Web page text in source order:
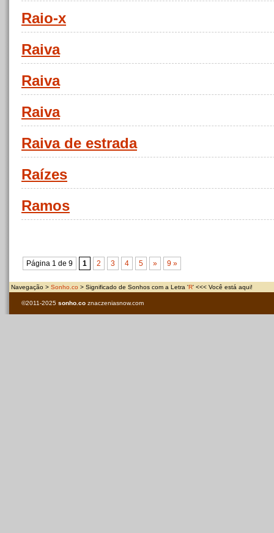
Raio-x
Raiva
Raiva
Raiva
Raiva de estrada
Raízes
Ramos
Página 1 de 9 1 2 3 4 5 » 9 »
Navegação > Sonho.co > Significado de Sonhos com a Letra 'R' <<< Você está aqui!
©2011-2025 sonho.co znaczeniasnow.com